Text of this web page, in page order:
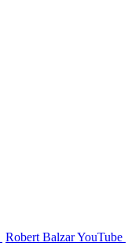
Robert Balzar YouTube